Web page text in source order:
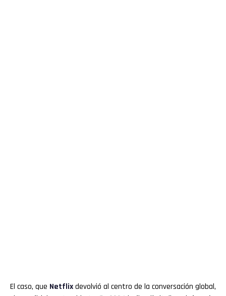
El caso, que Netflixdevolvió al centro de la conversación global,